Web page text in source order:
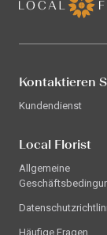
Kontaktieren
Kundendienst
Local Florist
Allgemeine
Häufige Fragen